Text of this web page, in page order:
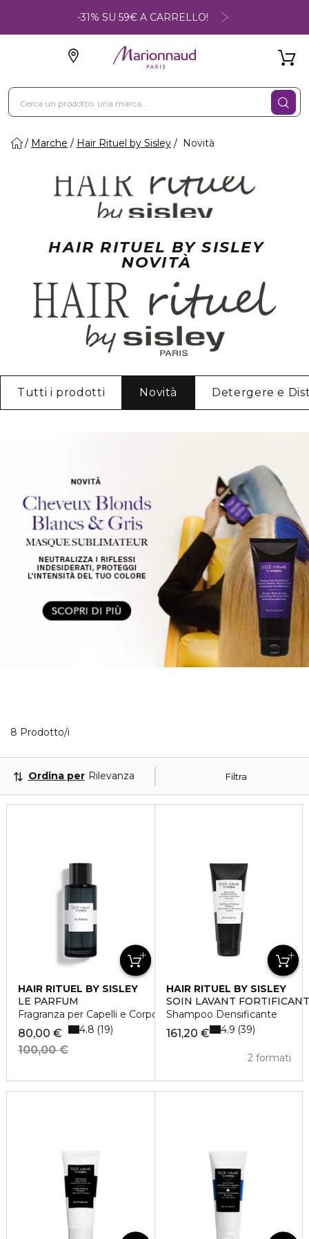
-31% SU 59€ A CARRELLO!
Marche Hair Rituel by Sisley Novità
HAIR RITUEL BY SISLEY
NOVITÀ
Tutti i prodotti Novità Detergere e
8 Prodotto/i
Filtra
Ordina per Rilevanza
HAIR RITUEL BY SISLEY
LE PARFUM
Fragranza per Capelli e Corpo
80,00 €
100,00 €
4.8 19
HAIR RITUEL BY SISLEY
SOIN LAVANT
Shampoo Densificante
161,20 €
2 formati
4.9 39